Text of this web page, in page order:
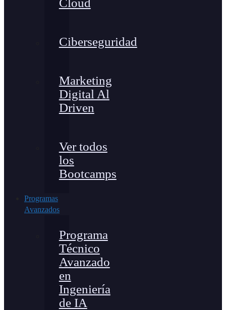
Cloud
Ciberseguridad
Marketing
Digital Al
Driven
Ver todos
los
Bootcamps
Programas
Avanzados
Programa
Técnico
Avanzado
en
Ingeniería
de IA